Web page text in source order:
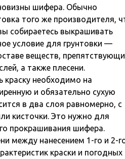
шифера. Обычно
того же производителя,
собираетесь выкрашивать
условие для грунтовки —
веществ,
а также плесени.
краску необходимо на
и обязательно сухую
в два слоя равномерно, с
кисточки. Это нужно для
прокрашивания шифера.
между нанесением 1-го и 2-
краски и погодных